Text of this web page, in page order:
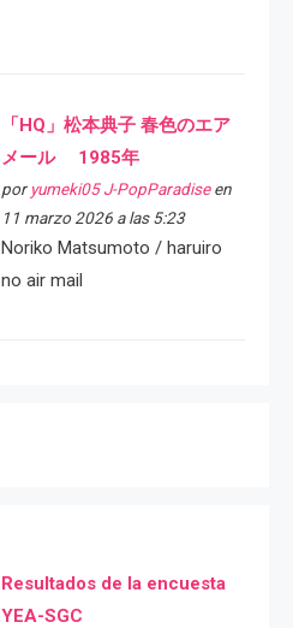
「HQ」松本典子 春色のエア
メール 1985年
por yumeki05 J-PopParadiseen
11 marzo 2026 a las 5:23
Noriko Matsumoto / haruiro
no air mail
Resultados de la encuesta
YEA-SGC